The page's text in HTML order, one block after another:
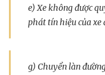
e) Xe không được
phát tín hiệu của xe
g) Chuyển làn